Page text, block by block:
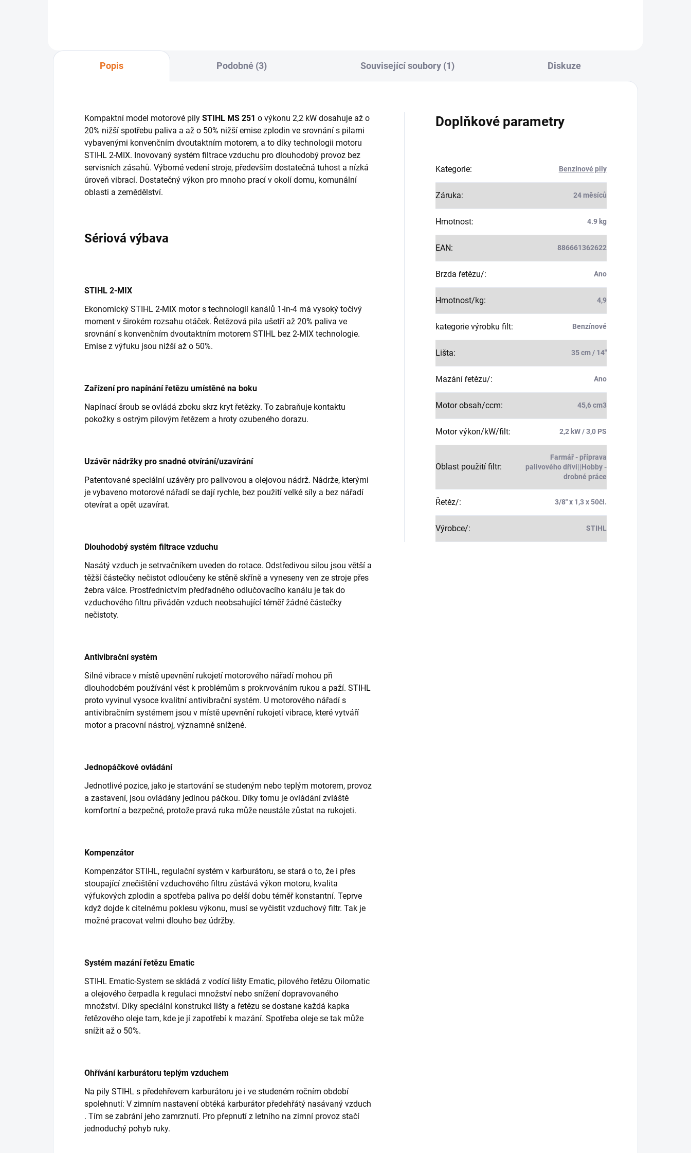
Popis Podobné (3) Související soubory (1) Diskuze
Kompaktní model motorové pily STIHL MS 251 o výkonu 2,2 kW dosahuje až o
20% nižší spotřebu paliva a až o 50% nižší emise zplodin ve srovnání s pilami
vybavenými konvenčním dvoutaktním motorem, a to díky technologii motoru
STIHL 2-MIX. Inovovaný systém filtrace vzduchu pro dlouhodobý provoz bez
servisních zásahů. Výborné vedení stroje, především dostatečná tuhost a nízká
úroveň vibrací. Dostatečný výkon pro mnoho prací v okolí domu, komunální
oblasti a zemědělství.
Sériová výbava
STIHL 2-MIX
Ekonomický STIHL 2-MIX motor s technologií kanálů 1-in-4 má vysoký točivý
moment v širokém rozsahu otáček. Řetězová pila ušetří až 20% paliva ve
srovnání s konvenčním dvoutaktním motorem STIHL bez 2-MIX technologie.
Emise z výfuku jsou nižší až o 50%.
Zařízení pro napínání řetězu umístěné na boku
Napínací šroub se ovládá zboku skrz kryt řetězky. To zabraňuje kontaktu
pokožky s ostrým pilovým řetězem a hroty ozubeného dorazu.
Uzávěr nádržky pro snadné otvírání/uzavírání
Patentované speciální uzávěry pro palivovou a olejovou nádrž. Nádrže, kterými
je vybaveno motorové nářadí se dají rychle, bez použití velké síly a bez nářadí
otevírat a opět uzavírat.
Dlouhodobý systém filtrace vzduchu
Nasátý vzduch je setrvačníkem uveden do rotace. Odstředivou silou jsou větší a
těžší částečky nečistot odloučeny ke stěně skříně a vyneseny ven ze stroje přes
žebra válce. Prostřednictvím předřadného odlučovacího kanálu je tak do
vzduchového filtru přiváděn vzduch neobsahující téměř žádné částečky
nečistoty.
Antivibrační systém
Silné vibrace v místě upevnění rukojetí motorového nářadí mohou při
dlouhodobém používání vést k problémům s prokrvováním rukou a paží. STIHL
proto vyvinul vysoce kvalitní antivibrační systém. U motorového nářadí s
antivibračním systémem jsou v místě upevnění rukojetí vibrace, které vytváří
motor a pracovní nástroj, významně snížené.
Jednopáčkové ovládání
Jednotlivé pozice, jako je startování se studeným nebo teplým motorem, provoz
a zastavení, jsou ovládány jedinou páčkou. Díky tomu je ovládání zvláště
komfortní a bezpečné, protože pravá ruka může neustále zůstat na rukojeti.
Kompenzátor
Kompenzátor STIHL, regulační systém v karburátoru, se stará o to, že i přes
stoupající znečištění vzduchového filtru zůstává výkon motoru, kvalita
výfukových zplodin a spotřeba paliva po delší dobu téměř konstantní. Teprve
když dojde k citelnému poklesu výkonu, musí se vyčistit vzduchový filtr. Tak je
možné pracovat velmi dlouho bez údržby.
Systém mazání řetězu Ematic
STIHL Ematic-System se skládá z vodící lišty Ematic, pilového řetězu Oilomatic
a olejového čerpadla k regulaci množství nebo snížení dopravovaného
množství. Díky speciální konstrukci lišty a řetězu se dostane každá kapka
řetězového oleje tam, kde je jí zapotřebí k mazání. Spotřeba oleje se tak může
snížit až o 50%.
Ohřívání karburátoru teplým vzduchem
Na pily STIHL s předehřevem karburátoru je i ve studeném ročním období
spolehnutí: V zimním nastavení obtéká karburátor předehřátý nasávaný vzduch
. Tím se zabrání jeho zamrznutí. Pro přepnutí z letního na zimní provoz stačí
jednoduchý pohyb ruky.
Doplňkové parametry
Kategorie: Benzínové pily
Záruka: 24 měsíců
Hmotnost: 4.9 kg
EAN: 886661362622
Brzda řetězu/: Ano
Hmotnost/kg: 4,9
kategorie výrobku filt: Benzínové
Lišta: 35 cm / 14"
Mazání řetězu/: Ano
Motor obsah/ccm: 45,6 cm3
Motor výkon/kW/filt: 2,2 kW / 3,0 PS
Oblast použití filtr:
Farmář - příprava
palivového dříví||Hobby -
drobné práce
Řetěz/: 3/8" x 1,3 x 50čl.
Výrobce/: STIHL